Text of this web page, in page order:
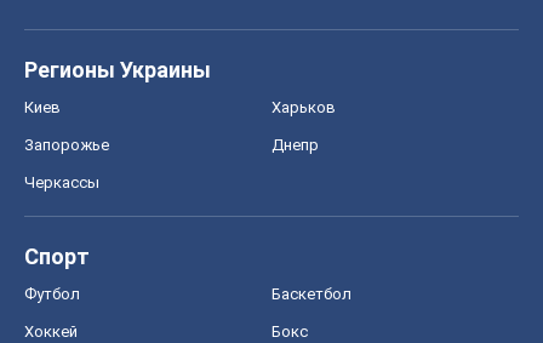
Регионы Украины
Киев Харьков
Запорожье Днепр
Черкассы
Спорт
Футбол Баскетбол
Хоккей Бокс